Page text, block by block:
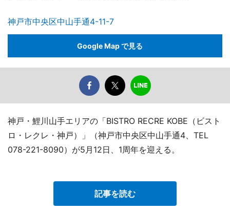
神戸市中央区中山手通4-11-7
Google Map で見る
神戸・鯉川山手エリアの「BISTRO RECRE KOBE（ビスト
ロ・レクレ・神戸）」（神戸市中央区中山手通4、TEL
078-221-8090）が5月12日、1周年を迎える。
記事を読む